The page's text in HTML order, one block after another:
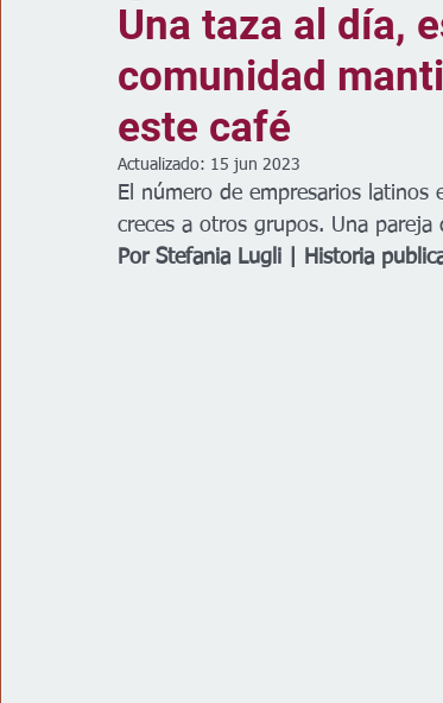
Clima Vivienda Escuelas
Espectáculos
Una taza al día,
comunidad
este café
Actualizado: 15 jun 2023
El número de empresarios latinos
creces a otros grupos. Una
Por Stefania Lugli | Historia